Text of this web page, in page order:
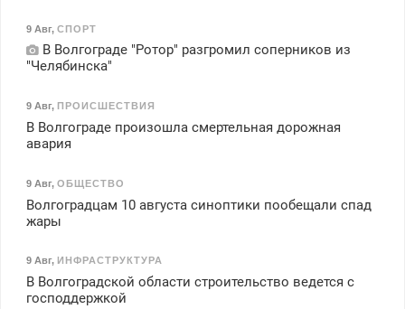
9 Авг, СПОРТ
В Волгограде "Ротор" разгромил соперников из
"Челябинска"
9 Авг, ПРОИСШЕСТВИЯ
В Волгограде произошла смертельная дорожная
авария
9 Авг, ОБЩЕСТВО
Волгоградцам 10 августа синоптики пообещали спад
жары
9 Авг, ИНФРАСТРУКТУРА
В Волгоградской области строительство ведется с
господдержкой